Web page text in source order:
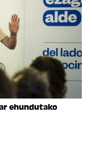
ehundutako